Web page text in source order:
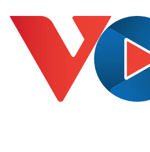
Pháp luật
Vụ án
Tin nóng
Tư vấn luật